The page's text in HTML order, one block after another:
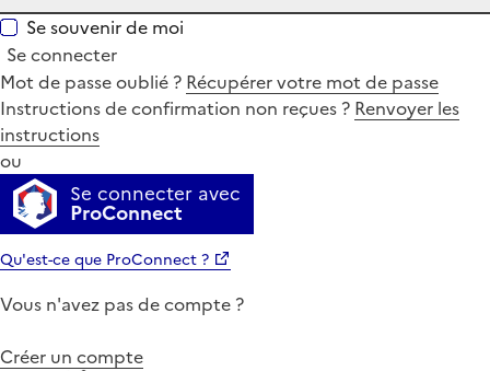
Se souvenir de moi
Se connecter
Mot de passe oublié ? Récupérer votre mot de passe
Instructions de confirmation non reçues ? Renvoyer les
instructions
ou
Se connecter avec
ProConnect
Qu'est-ce que ProConnect ?
Vous n'avez pas de compte ?
Créer un compte